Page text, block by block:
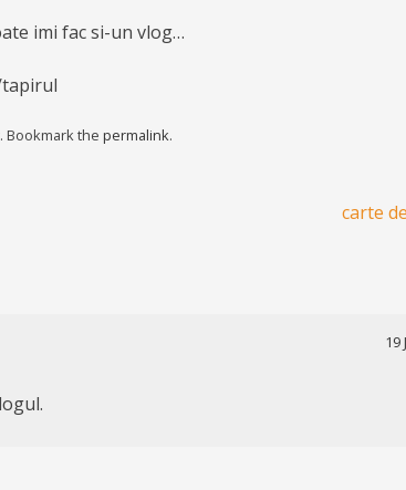
imi fac si-un vlog…
. Bookmark the permalink.
carte
19